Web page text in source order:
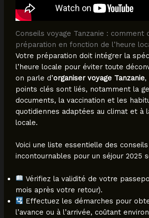
Conseils voyage Tanzanie : comment
préparation en fonction de l’heure
Votre préparation doit intégrer la
l’heure locale pour éviter toute
on parle d’organiser voyage Tanzanie,
points clés sont liés, notamment la
documents, la vaccination et les
quotidiennes adaptées au climat et à
locale.
Voici une liste essentielle des conseils
incontournables pour un séjour 2025
Vérifiez la validité de votre
mois après votre retour).
Effectuez les démarches pour
l’avance ou à l’arrivée, coûtant